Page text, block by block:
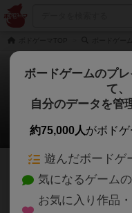
ディセプショ
37店のカ
1
ディセプション：協力者たち
ェ・プレイスペースが37店登
ボードゲームのプ
て、
自分のデータを管
約75,000人がボドゲ
遊んだボードゲ
気になるゲーム
お気に入り作品